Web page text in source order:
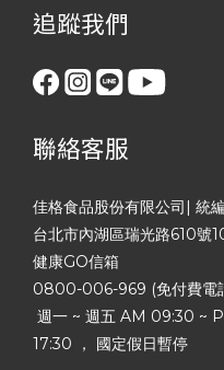
追蹤我們
聯絡客服
佳格食品股份有限公司| 統
台北市內湖區瑞光路610號
健康GO信箱
0800-006-969 (免付費電
週一 ~ 週五 AM 09:30 ~
17:30 ， 國定假日暫停